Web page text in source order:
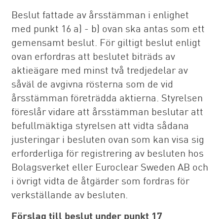
Beslut fattade av årsstämman i enlighet
med punkt 16 a) - b) ovan ska antas som ett
gemensamt beslut. För giltigt beslut enligt
ovan erfordras att beslutet biträds av
aktieägare med minst två tredjedelar av
såväl de avgivna rösterna som de vid
årsstämman företrädda aktierna. Styrelsen
föreslår vidare att årsstämman beslutar att
befullmäktiga styrelsen att vidta sådana
justeringar i besluten ovan som kan visa sig
erforderliga för registrering av besluten hos
Bolagsverket eller Euroclear Sweden AB och
i övrigt vidta de åtgärder som fordras för
verkställande av besluten.
Förslag till beslut under punkt 17